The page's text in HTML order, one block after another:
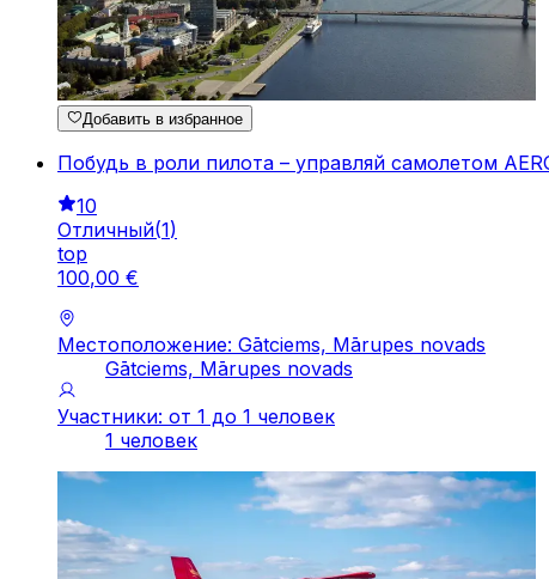
Добавить в избранное
Побудь в роли пилота – управляй самолетом
10
Отличный(1)
top
100,00 €
Местоположение: Gātciems, Mārupes novads
Gātciems, Mārupes novads
Участники: от 1 до 1 человек
1 человек